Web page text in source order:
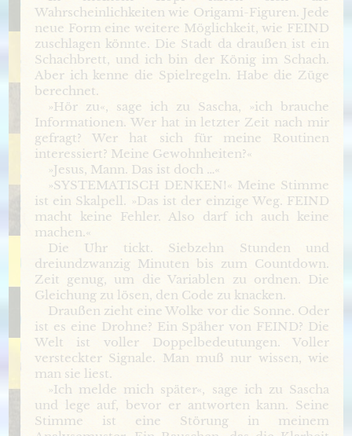
Wahrscheinlichkeiten wie Origami-Figuren. Jede
neue Form eine weitere Möglichkeit, wie FEIND
zuschlagen könnte. Die Stadt da draußen ist ein
Schachbrett, und ich bin der König im Schach.
Aber ich kenne die Spielregeln. Habe die Züge
berechnet.
»Hör zu«, sage ich zu Sascha, »ich brauche
Informationen. Wer hat in letzter Zeit nach mir
gefragt? Wer hat sich für meine Routinen
interessiert? Meine Gewohnheiten?«
»Jesus, Mann. Das ist doch …«
»SYSTEMATISCH DENKEN!« Meine Stimme
ist ein Skalpell. »Das ist der einzige Weg. FEIND
macht keine Fehler. Also darf ich auch keine
machen.«
Die Uhr tickt. Siebzehn Stunden und
dreiundzwanzig Minuten bis zum Countdown.
Zeit genug, um die Variablen zu ordnen. Die
Gleichung zu lösen, den Code zu knacken.
Draußen zieht eine Wolke vor die Sonne. Oder
ist es eine Drohne? Ein Späher von FEIND? Die
Welt ist voller Doppelbedeutungen. Voller
versteckter Signale. Man muß nur wissen, wie
man sie liest.
»Ich melde mich später«, sage ich zu Sascha
und lege auf, bevor er antworten kann. Seine
Stimme ist eine Störung in meinem